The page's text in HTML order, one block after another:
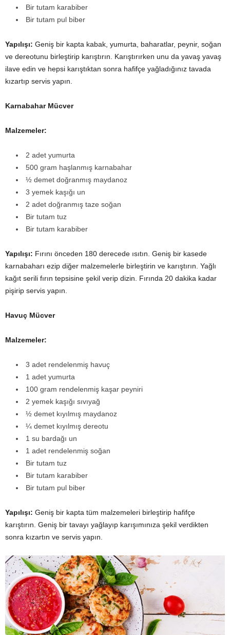
Bir tutam karabiber
Bir tutam pul biber
Yapılışı: Geniş bir kapta kabak, yumurta, baharatlar, peynir, soğan
ve dereotunu birleştirip karıştırın. Karıştırırken unu da yavaş yavaş
ilave edin ve hepsi karıştıktan sonra hafifçe yağladığınız tavada
kızartıp servis yapın.
Karnabahar Mücver
Malzemeler:
2 adet yumurta
500 gram haşlanmış karnabahar
½ demet doğranmış maydanoz
3 yemek kaşığı un
2 adet doğranmış taze soğan
Bir tutam tuz
Bir tutam karabiber
Yapılışı: Fırını önceden 180 derecede ısıtın. Geniş bir kasede
karnabaharı ezip diğer malzemelerle birleştirin ve karıştırın. Yağlı
kağıt serili fırın tepsisine şekil verip dizin. Fırında 20 dakika kadar
pişirip servis yapın.
Havuç Mücver
Malzemeler:
3 adet rendelenmiş havuç
1 adet yumurta
100 gram rendelenmiş kaşar peyniri
2 yemek kaşığı sıvıyağ
½ demet kıyılmış maydanoz
¼ demet kıyılmış dereotu
1 su bardağı un
1 adet rendelenmiş soğan
Bir tutam tuz
Bir tutam karabiber
Bir tutam pul biber
Yapılışı: Geniş bir kapta tüm malzemeleri birleştirip hafifçe
karıştırın. Geniş bir tavayı yağlayıp karışımınıza şekil verdikten
sonra kızartın ve servis yapın.